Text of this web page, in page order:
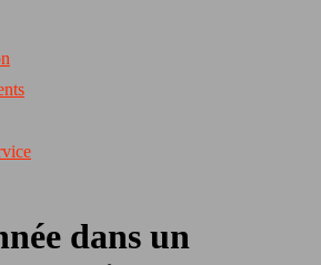
dans un